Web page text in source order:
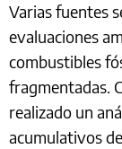
Varias fuentes
evaluaciones
combustibles
fragmentadas.
realizado un
acumulativos